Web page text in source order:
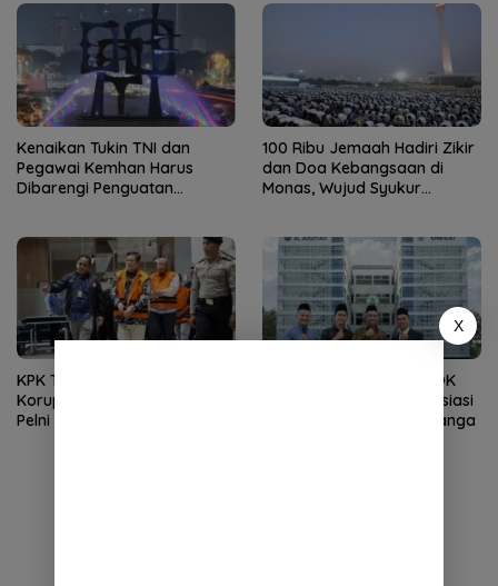
Kenaikan Tukin TNI dan
Pegawai Kemhan Harus
Dibarengi Penguatan
100 Ribu Jemaah Hadiri Zikir
dan Doa Kebangsaan di
Monas, Wujud Syukur
KPK Tahan Empat Tersangka
Korupsi Komisi Asuransi PT
Pelni
Kembali Nahkodai APDOK
PAI, Silahuddin Tuai Apresiasi
dari LPPM UNISAI Samalanga
X